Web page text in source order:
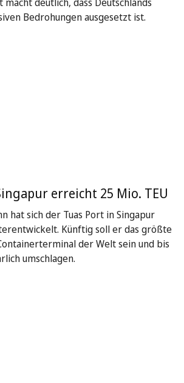
Bedrohungen ausgesetzt ist.
erreicht 25 Mio. TEU
hat sich der Tuas Port in Singapur
Künftig soll er das größte
der Welt sein und bis
umschlagen.